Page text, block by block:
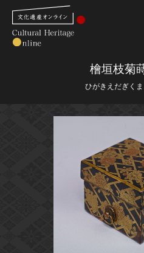
さらに詳
檜垣枝菊
ひがきえだぎく